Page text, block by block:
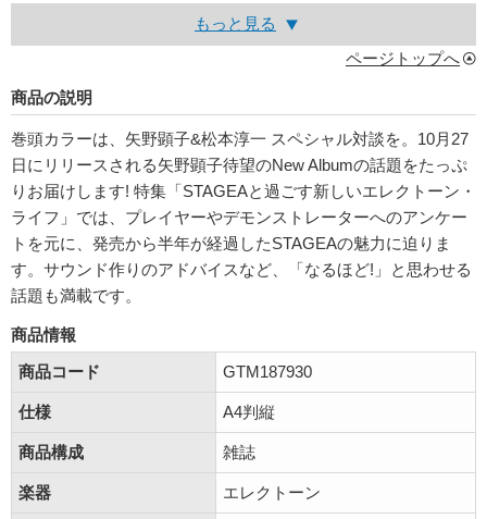
もっと見る
ページトップへ
商品の説明
巻頭カラーは、矢野顕子&松本淳一 スペシャル対談を。10月27
日にリリースされる矢野顕子待望のNew Albumの話題をたっぷ
りお届けします! 特集「STAGEAと過ごす新しいエレクトーン・
ライフ」では、プレイヤーやデモンストレーターへのアンケー
トを元に、発売から半年が経過したSTAGEAの魅力に迫りま
す。サウンド作りのアドバイスなど、「なるほど!」と思わせる
話題も満載です。
商品情報
商品コード
GTM187930
仕様 A4判縦
商品構成 雑誌
楽器 エレクトーン